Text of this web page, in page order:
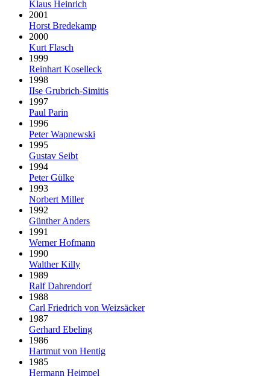
Klaus Heinrich
2001
Horst Bredekamp
2000
Kurt Flasch
1999
Reinhart Koselleck
1998
IIse Grubrich-Simitis
1997
Paul Parin
1996
Peter Wapnewski
1995
Gustav Seibt
1994
Peter Gülke
1993
Norbert Miller
1992
Günther Anders
1991
Werner Hofmann
1990
Walther Killy
1989
Ralf Dahrendorf
1988
Carl Friedrich von Weizsäcker
1987
Gerhard Ebeling
1986
Hartmut von Hentig
1985
Hermann Heimpel